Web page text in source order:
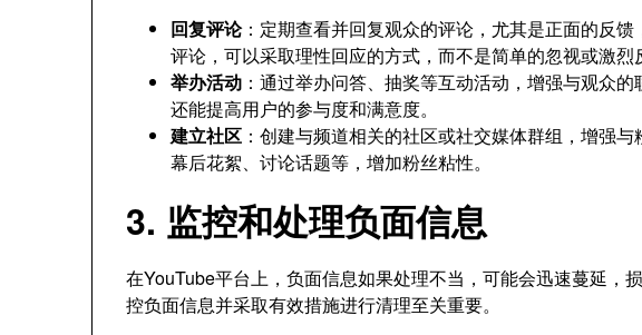
回复评论：定期查看并回复观众的评论，尤其是正面的反
评论，可以采取理性回应的方式，而不是简单的忽视或激烈
举办活动 ：通过举办问答、抽奖等互动活动，增强与观众
还能提高用户的参与度和满意度。
建立社区 ：创建与频道相关的社区或社交媒体群组，增强
幕后花絮、讨论话题等，增加粉丝粘性。
3. 监控和处理负面信息
在YouTube平台上，负面信息如果处理不当，可能会迅速蔓延，
控负面信息并采取有效措施进行清理至关重要。